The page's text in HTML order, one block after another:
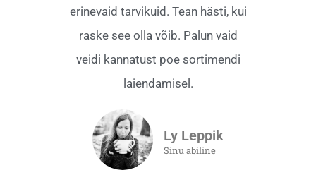
erinevaid tarvikuid. Tean hästi, kui
raske see olla võib. Palun vaid
veidi kannatust poe sortimendi
laiendamisel.
Ly Leppik
Sinu abiline